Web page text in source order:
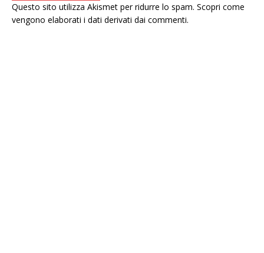
Questo sito utilizza Akismet per ridurre lo spam. Scopri come
vengono elaborati i dati derivati dai commenti.